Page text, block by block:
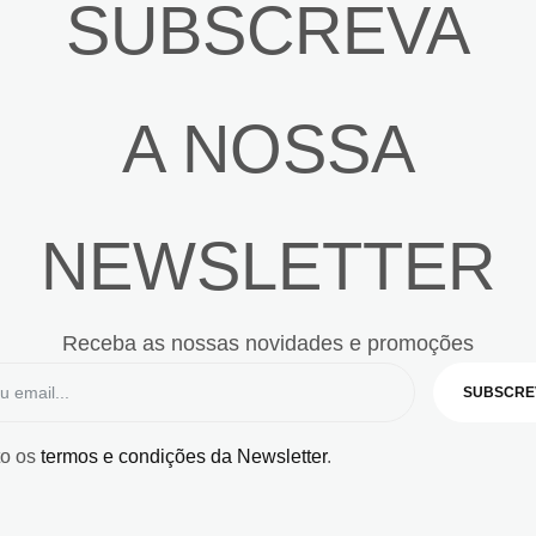
SUBSCREVA
A NOSSA
NEWSLETTER
Receba as nossas novidades e promoções
os termos e condições da Newsletter.